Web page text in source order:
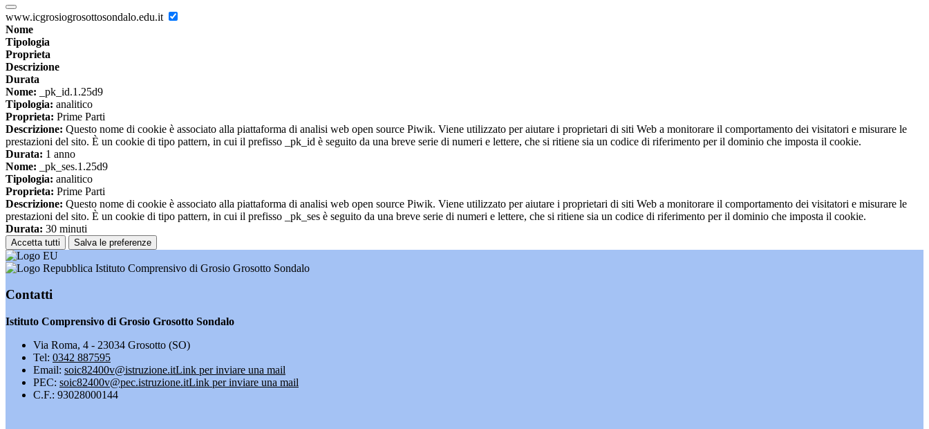
www.icgrosiogrosottosondalo.edu.it
Nome
Tipologia
Proprieta
Descrizione
Durata
Nome: _pk_id.1.25d9
Tipologia: analitico
Proprieta: Prime Parti
Descrizione: Questo nome di cookie è associato alla piattaforma di analisi web open source Piwik. Viene utilizzato per aiutare i proprietari di siti Web a monitorare il comportamento dei visitatori e misurare le
prestazioni del sito. È un cookie di tipo pattern, in cui il prefisso _pk_id è seguito da una breve serie di numeri e lettere, che si ritiene sia un codice di riferimento per il dominio che imposta il cookie.
Durata: 1 anno
Nome: _pk_ses.1.25d9
Tipologia: analitico
Proprieta: Prime Parti
Descrizione: Questo nome di cookie è associato alla piattaforma di analisi web open source Piwik. Viene utilizzato per aiutare i proprietari di siti Web a monitorare il comportamento dei visitatori e misurare le
prestazioni del sito. È un cookie di tipo pattern, in cui il prefisso _pk_ses è seguito da una breve serie di numeri e lettere, che si ritiene sia un codice di riferimento per il dominio che imposta il cookie.
Durata: 30 minuti
Accetta tutti Salva le preferenze
Istituto Comprensivo di Grosio Grosotto Sondalo
Contatti
Istituto Comprensivo di Grosio Grosotto Sondalo
Via Roma, 4 - 23034 Grosotto (SO)
Tel: 0342 887595
Email: soic82400v@istruzione.itLink per inviare una mail
PEC: soic82400v@pec.istruzione.itLink per inviare una mail
C.F.: 93028000144